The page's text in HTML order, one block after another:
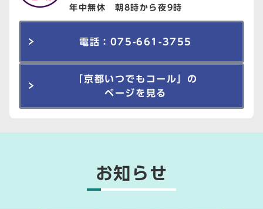
年中無休 朝8時から夜9時
電話：075-661-3755
「京都いつでもコール」の
ページを見る
お知らせ